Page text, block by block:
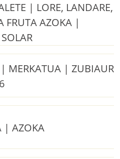
| LORE, LANDARE,
FRUTA AZOKA |
| MERKATUA | ZUBIAUR
| AZOKA